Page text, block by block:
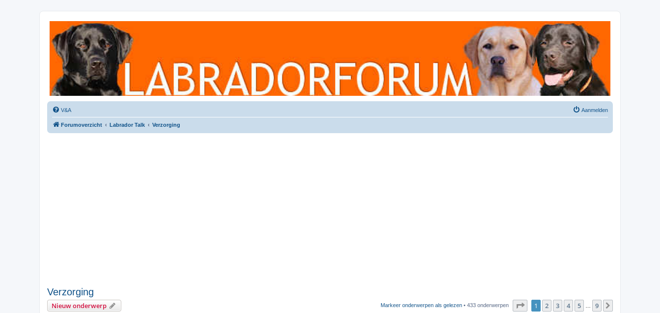
Labradorforum
Het gezelligste Labradorforum van Nederland en België!
V&A Aanmelden
Forumoverzicht Labrador Talk Verzorging
Verzorging
Nieuw onderwerp Markeer onderwerpen als gelezen • 433 onderwerpen Pagina1 van 9
1 2 3 4 5 9